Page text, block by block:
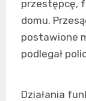
przestępcę,
domu.
postawione
podlegał
Działania